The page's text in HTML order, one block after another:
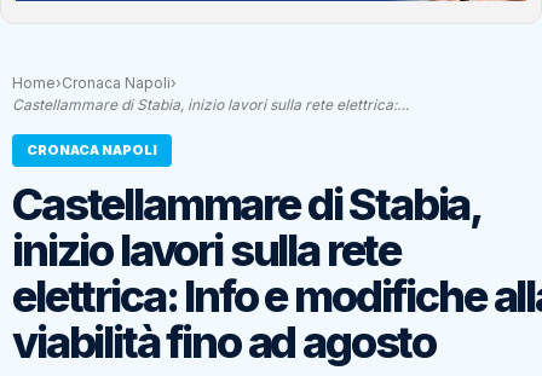
Home›Cronaca Napoli›
Castellammare di Stabia, inizio lavori sulla rete elettrica:…
CRONACA NAPOLI
Castellammare di Stabia,
inizio lavori sulla rete
elettrica: Info e modifiche
viabilità fino ad agosto